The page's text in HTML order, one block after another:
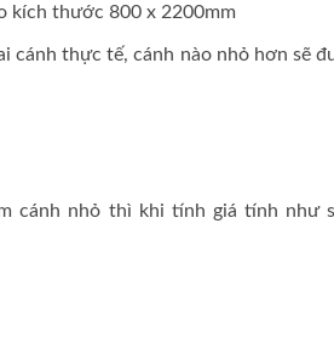
kích thước 800 x 2200mm
cánh thực tế, cánh nào nhỏ hơn sẽ
cánh nhỏ thì khi tính giá tính như